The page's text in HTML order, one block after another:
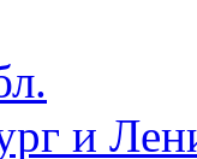
и